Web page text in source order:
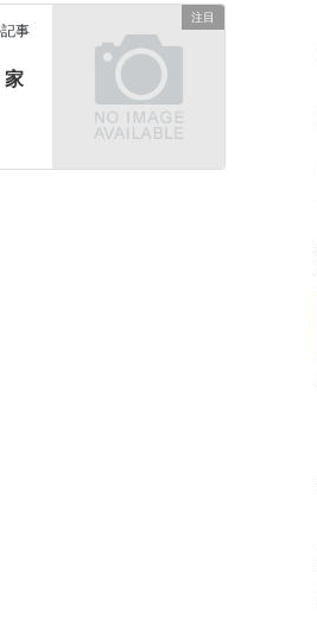
注目
事
家